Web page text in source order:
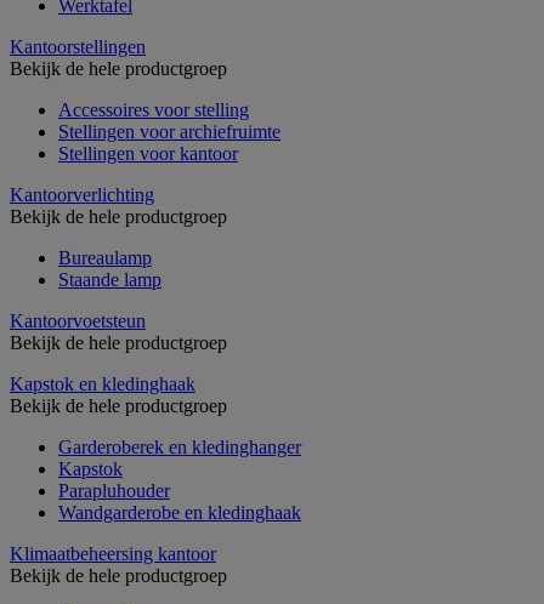
Werktafel
Kantoorstellingen
Bekijk de hele productgroep
Accessoires voor stelling
Stellingen voor archiefruimte
Stellingen voor kantoor
Kantoorverlichting
Bekijk de hele productgroep
Bureaulamp
Staande lamp
Kantoorvoetsteun
Bekijk de hele productgroep
Kapstok en kledinghaak
Bekijk de hele productgroep
Garderoberek en kledinghanger
Kapstok
Parapluhouder
Wandgarderobe en kledinghaak
Klimaatbeheersing kantoor
Bekijk de hele productgroep